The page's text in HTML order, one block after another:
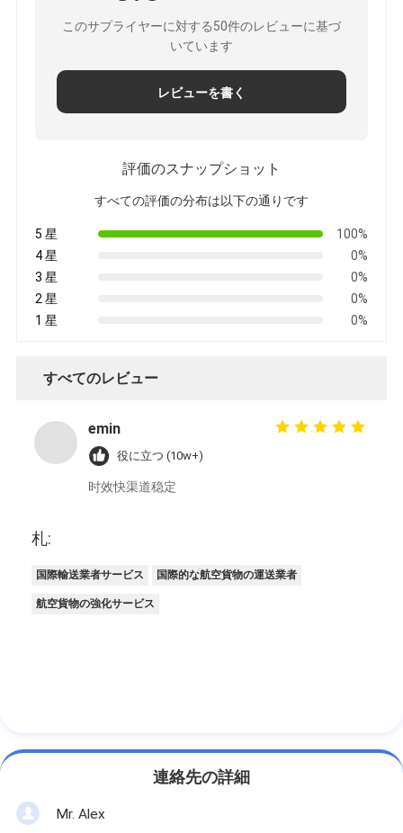
このサプライヤーに対する50件のレビューに基づ
いています
レビューを書く
評価のスナップショット
すべての評価の分布は以下の通りです
5 星
100%
4 星
0%
3 星
0%
2 星
0%
1 星
0%
すべてのレビュー
emin
役に立つ (10w+)
时效快渠道稳定
札:
国際輸送業者サービス 国際的な航空貨物の運送業者
航空貨物の強化サービス
連絡先の詳細
Mr. Alex